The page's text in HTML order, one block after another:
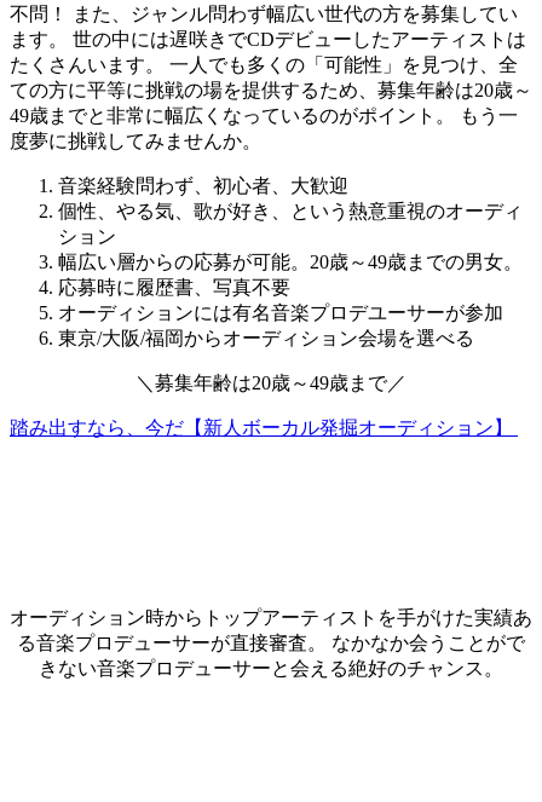
不問！ また、ジャンル問わず幅広い世代の方を募集してい
ます。 世の中には遅咲きでCDデビューしたアーティストは
たくさんいます。 一人でも多くの「可能性」を見つけ、全
ての方に平等に挑戦の場を提供するため、募集年齢は20歳～
49歳までと非常に幅広くなっているのがポイント。
もう一
度夢に挑戦してみませんか。
音楽経験問わず、初心者、大歓迎
個性、やる気、歌が好き、という熱意重視のオーディ
ション
幅広い層からの応募が可能。20歳～49歳までの男女。
応募時に履歴書、写真不要
オーディションには有名音楽プロデユーサーが参加
東京/大阪/福岡からオーディション会場を選べる
＼ 募集年齢は20歳～49歳まで／
踏み出すなら、今だ【新人ボーカル発掘オーディション】
オーディション時からトップアーティストを手がけた実績あ
る音楽プロデューサーが直接審査。 なかなか会うことがで
きない音楽プロデューサーと会える絶好のチャンス。